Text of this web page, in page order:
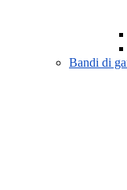
Bandi di